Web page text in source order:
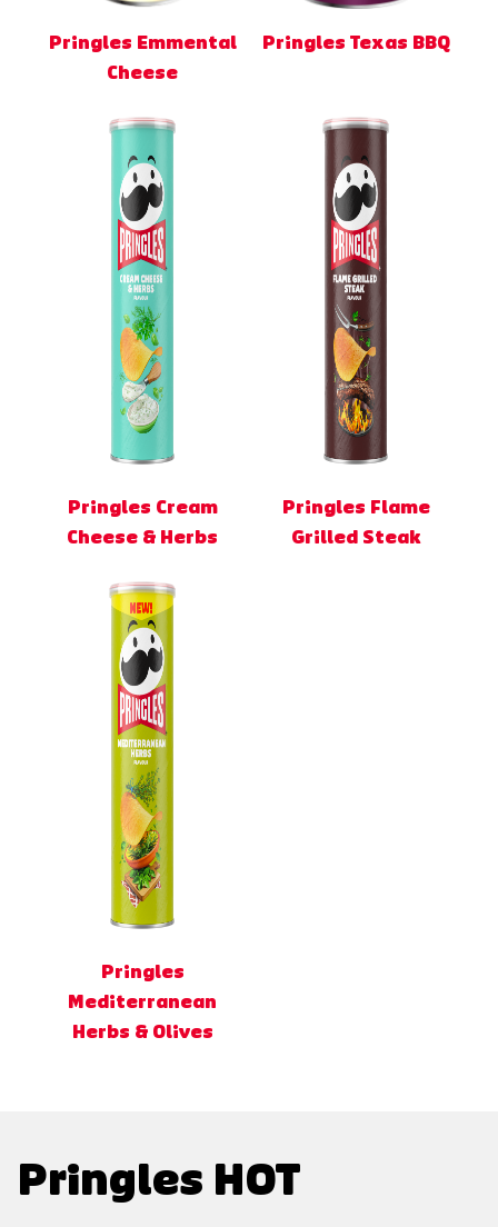
Pringles Emmental
Cheese
Pringles Texas BBQ
Pringles Cream
Cheese & Herbs
Pringles Flame
Grilled Steak
Pringles
Mediterranean
Herbs & Olives
Pringles HOT